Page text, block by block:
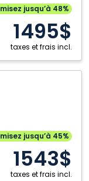
jusqu’à 48%
1495$
taxes et frais incl.
jusqu’à 45%
1543$
taxes et frais incl.